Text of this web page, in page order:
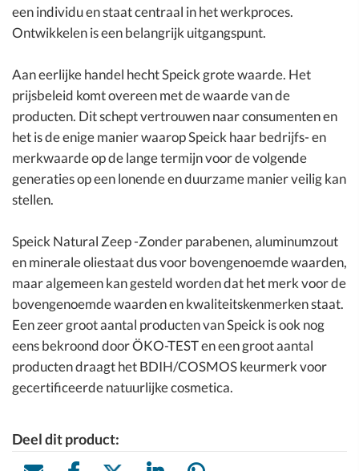
een individu en staat centraal in het werkproces.
Ontwikkelen is een belangrijk uitgangspunt.
Aan eerlijke handel hecht Speick grote waarde. Het
prijsbeleid komt overeen met de waarde van de
producten. Dit schept vertrouwen naar consumenten en
het is de enige manier waarop Speick haar bedrijfs- en
merkwaarde op de lange termijn voor de volgende
generaties op een lonende en duurzame manier veilig kan
stellen.
Speick Natural Zeep -Zonder parabenen, aluminumzout
en minerale oliestaat dus voor bovengenoemde waarden,
maar algemeen kan gesteld worden dat het merk voor de
bovengenoemde waarden en kwaliteitskenmerken staat.
Een zeer groot aantal producten van Speick is ook nog
eens bekroond door ÖKO-TEST en een groot aantal
producten draagt het BDIH/COSMOS keurmerk voor
gecertificeerde natuurlijke cosmetica.
Deel dit product: